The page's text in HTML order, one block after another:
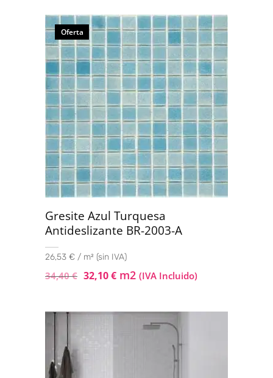
Oferta
Gresite Azul Turquesa
Antideslizante BR-2003-A
26,53 € / m² (sin IVA)
34,40€ 32,10€ m2 (IVA Incluido)